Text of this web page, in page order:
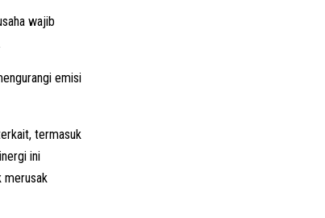
wajib
emisi
termasuk
ini
merusak